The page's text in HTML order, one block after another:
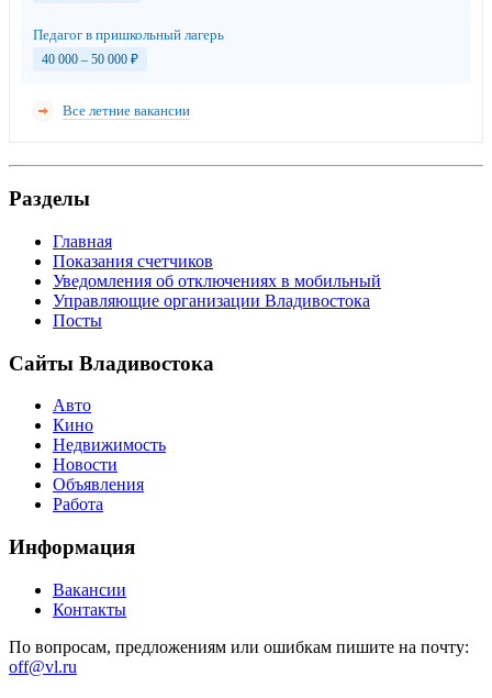
Педагог в пришкольный лагерь
40 000 – 50 000 ₽
Все летние вакансии
Разделы
Главная
Показания счетчиков
Уведомления об отключениях в мобильный
Управляющие организации Владивостока
Посты
Сайты Владивостока
Авто
Кино
Недвижимость
Новости
Объявления
Работа
Информация
Вакансии
Контакты
По вопросам, предложениям или ошибкам пишите на почту:
off@vl.ru